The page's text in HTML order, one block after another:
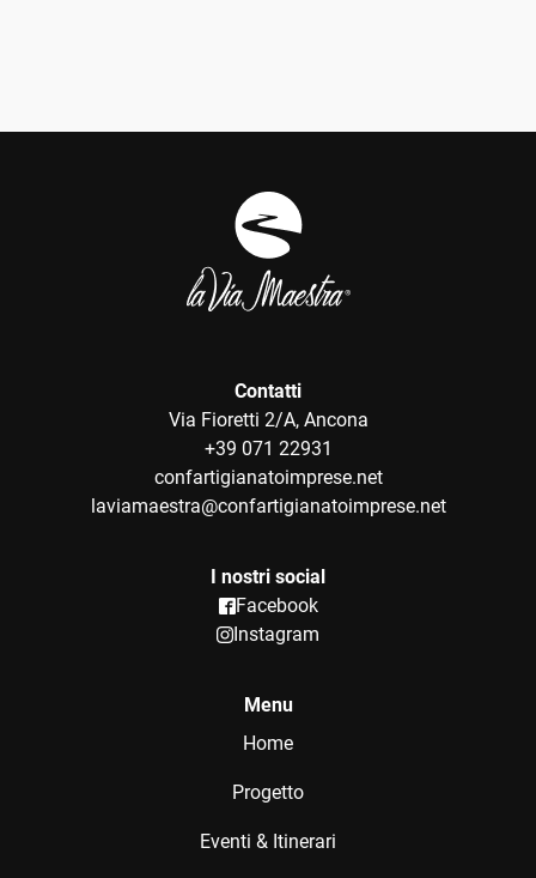
Contatti
Via Fioretti 2/A, Ancona
+39 071 22931
confartigianatoimprese.net
laviamaestra@confartigianatoimprese.net
I nostri social
Facebook
Instagram
Menu
Home
Progetto
Eventi & Itinerari